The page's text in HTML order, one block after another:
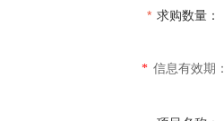
* 求购数量：
* 信息有效期：